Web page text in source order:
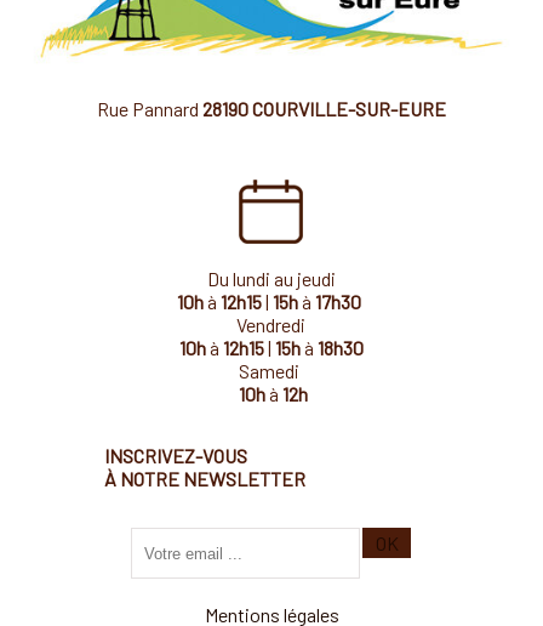
Rue Pannard 28190 COURVILLE-SUR-EURE
Du lundi au jeudi
10hà 12h15| 15hà 17h30
Vendredi
10hà 12h15| 15hà 18h30
Samedi
10hà 12h
INSCRIVEZ-VOUS
À NOTRE NEWSLETTER
votre
OK
Mentions légales